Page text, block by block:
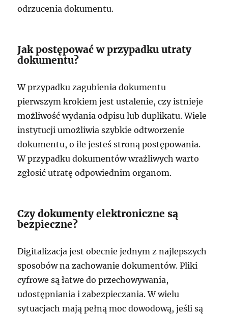
odrzucenia dokumentu.
Jak postępować w przypadku utraty
dokumentu?
W przypadku zagubienia dokumentu
pierwszym krokiem jest ustalenie, czy istnieje
możliwość wydania odpisu lub duplikatu. Wiele
instytucji umożliwia szybkie odtworzenie
dokumentu, o ile jesteś stroną postępowania.
W przypadku dokumentów wrażliwych warto
zgłosić utratę odpowiednim organom.
Czy dokumenty elektroniczne są
bezpieczne?
Digitalizacja jest obecnie jednym z najlepszych
sposobów na zachowanie dokumentów. Pliki
cyfrowe są łatwe do przechowywania,
udostępniania i zabezpieczania. W wielu
sytuacjach mają pełną moc dowodową, jeśli są